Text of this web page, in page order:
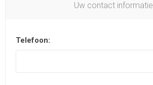
Uw contact informatie
Telefoon: